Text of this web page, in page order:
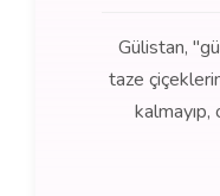
Gülistan,
taze
kalmayıp,